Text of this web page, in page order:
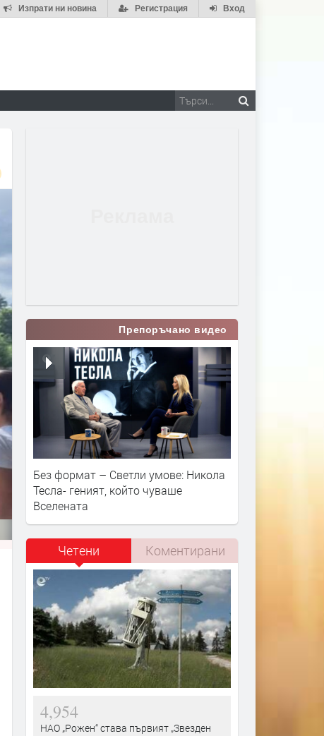
Вход
Регистрация
Изпрати ни новина
Препоръчано видео
Без формат – Светли умове: Никола
Тесла- геният, който чуваше
Вселената
Четени Коментирани
4,954
НАО „Рожен“ става първият „Звезден